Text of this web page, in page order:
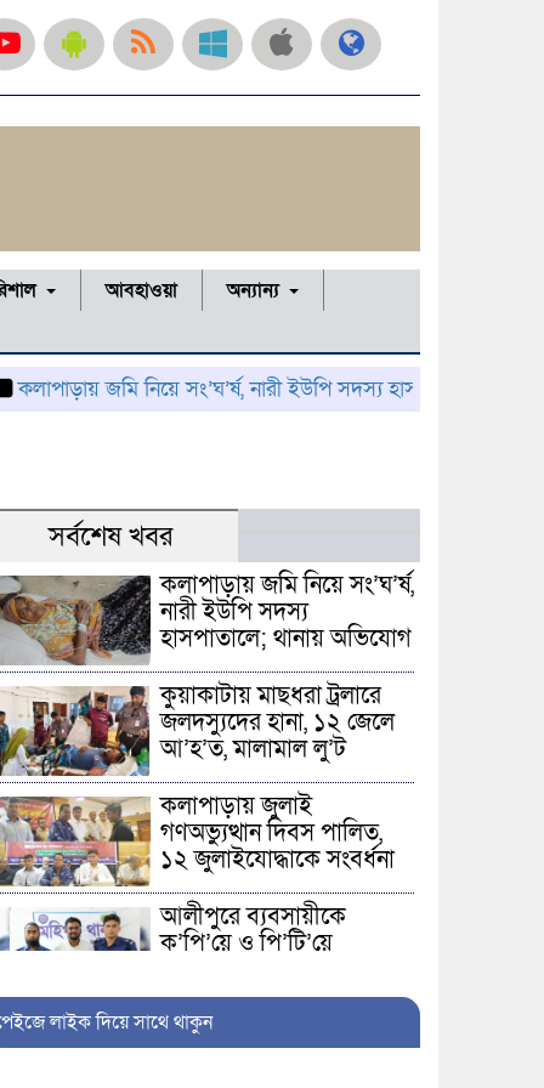
আবহাওয়া
অন্যান্য
জমি নিয়ে সং’ঘ’র্ষ, নারী ইউপি সদস্য হাসপাতালে; থানায়
সর্বশেষ খবর
কলাপাড়ায় জমি নিয়ে সং’ঘ’র্ষ,
নারী ইউপি সদস্য
হাসপাতালে; থানায় অভিযোগ
কুয়াকাটায় মাছধরা ট্রলারে
জলদস্যুদের হানা, ১২ জেলে
আ’হ’ত, মালামাল লু’ট
কলাপাড়ায় জুলাই
গণঅভ্যুত্থান দিবস পালিত,
১২ জুলাইযোদ্ধাকে সংবর্ধনা
আলীপুরে ব্যবসায়ীকে
কু’পি’য়ে ও পি’টি’য়ে
আ’সা’মি গ্রে’প্তা’র
পটুয়াখালী বন্দর নৌযান
লাইক দিয়ে সাথে থাকুন